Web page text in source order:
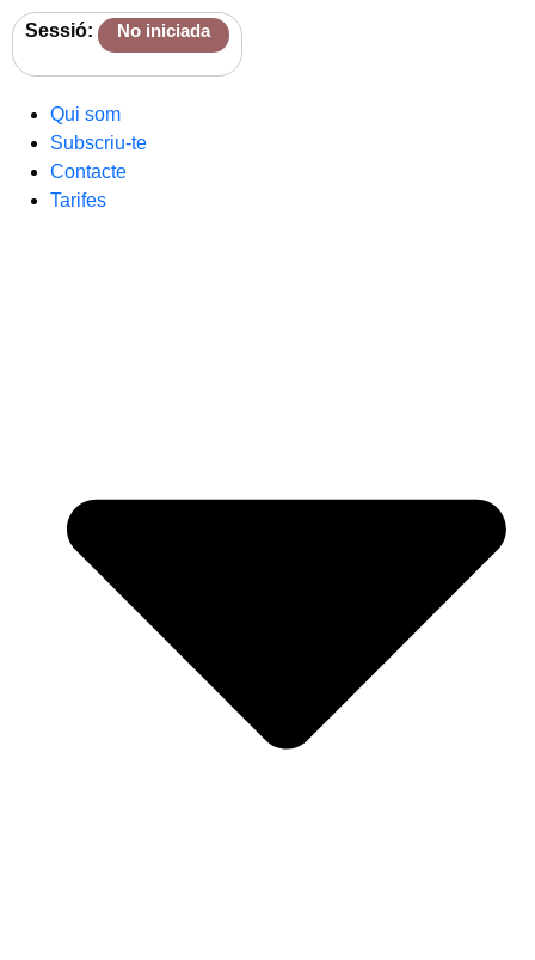
Sessió: No iniciada
Qui som
Subscriu-te
Contacte
Tarifes